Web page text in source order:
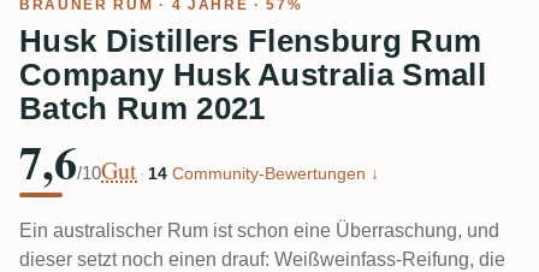
BRAUNER RUM · 4 JAHRE · 57%
Husk Distillers Flensburg Rum
Company Husk Australia Small
Batch Rum 2021
7,6/10Gut · 14 Community-Bewertungen ↓
Ein australischer Rum ist schon eine Überraschung, und
dieser setzt noch einen drauf: Weißweinfass-Reifung, die